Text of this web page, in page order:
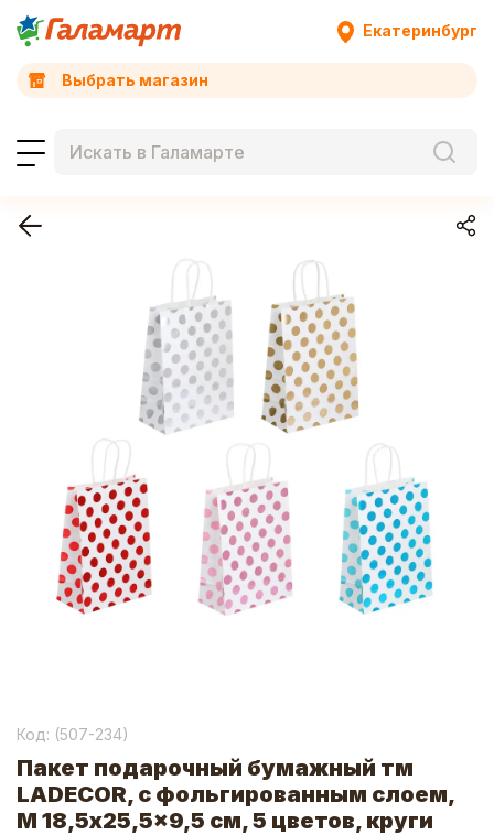
Екатеринбург
Выбрать магазин
Код: (507-234)
Пакет подарочный бумажный тм
LADECOR, с фольгированным слоем,
М 18,5x25,5x9,5 см, 5 цветов, круги